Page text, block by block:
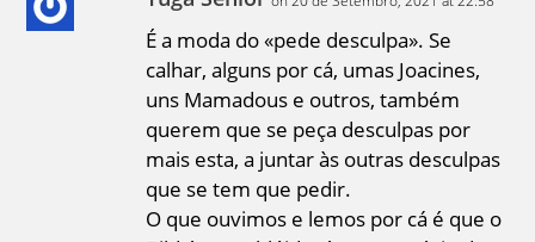
É a moda do «pede desculpa». Se
calhar, alguns por cá, umas Joacines,
uns Mamadous e outros, também
querem que se peça desculpas por
mais esta, a juntar às outras desculpas
que se tem que pedir.
O que ouvimos e lemos por cá é que o